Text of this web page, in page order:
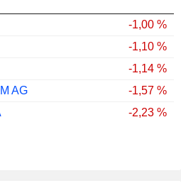
-1,00 %
-1,10 %
-1,14 %
AG
-1,57 %
-2,23 %